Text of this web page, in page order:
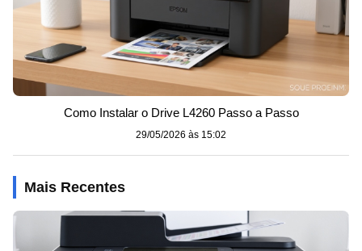
Como Instalar o Drive L4260 Passo a Passo
29/05/2026 às 15:02
Mais Recentes